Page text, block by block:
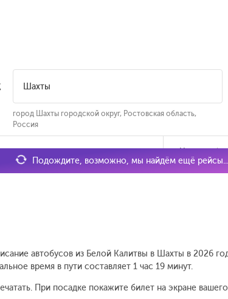
город Шахты городской округ, Ростовская область,
Россия
отправления Наличие
автобусов из Белой Калитвы в Шахты в 2026
время в пути составляет 1 час 19 минут.
При посадке покажите билет на экране
Подождите, возможно, мы найдём ещё рейсы...